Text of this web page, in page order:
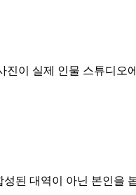
이 실제 인물 스튜디오
된 대역이 아닌 본인을